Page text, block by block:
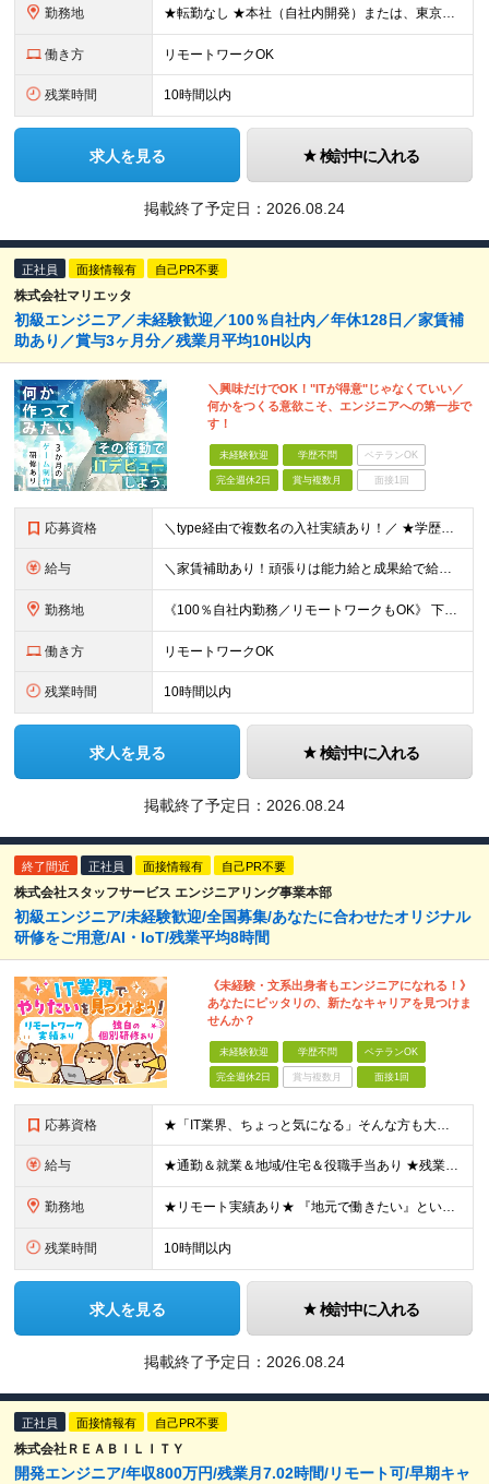
勤務地 ★転勤なし ★本社（自社内開発）または、東京23区・横浜のプロジェクト先での勤務です 【本社】 東京都千代田区内神田3-10-8 NSFTビル ★「テスト・運用」ではなく「システム開発」からスタート
働き方 リモートワークOK
残業時間 10時間以内
求人を見る 検討中に入れる
掲載終了予定日： 2026.08.24
正社員 面接情報有 自己PR不要
株式会社マリエッタ
初級エンジニア／未経験歓迎／100％自社内／年休128日／家賃補
助あり／賞与3ヶ月分／残業月平均10H以内
＼興味だけでOK！"ITが得意"じゃなくていい／
何かをつくる意欲こそ、エンジニアへの第一歩で
す！
未経験歓迎 学歴不問 ベテランOK
完全週休2日 賞与複数月 面接1回
応募資格 ＼type経由で複数名の入社実績あり！／ ★学歴・実務経験不問 ★プログラミングへの興味・意欲がある方 PCの基本操作ができれば、専門的なITスキルは不問です。 「エンジニアとして成長したい」という
給与 ＼家賃補助あり！頑張りは能力給と成果給で給与に還元！／ ★賞与3か月分&資格手当も充実 ★社宅制度あり（当社契約の賃貸住宅の場合は家賃を50％負担／最大5万円） ※社宅制度をご利用される場合は、礼金
勤務地 《100％自社内勤務／リモートワークもOK》 下記いずれかでの勤務となりますのでお選びください（ご希望に沿わない配属はありません） ■東京本社／東京都台東区浅草橋5-5-5 キムラビル4F ■広島オ
働き方 リモートワークOK
残業時間 10時間以内
求人を見る 検討中に入れる
掲載終了予定日： 2026.08.24
終了間近 正社員 面接情報有 自己PR不要
株式会社スタッフサービス エンジニアリング事業本部
初級エンジニア/未経験歓迎/全国募集/あなたに合わせたオリジナル
研修をご用意/AI・IoT/残業平均8時間
《未経験・文系出身者もエンジニアになれる！》
あなたにピッタリの、新たなキャリアを見つけま
せんか？
未経験歓迎 学歴不問 ベテランOK
完全週休2日 賞与複数月 面接1回
応募資格 ★「IT業界、ちょっと気になる」そんな方も大歓迎！ ■学歴不問 ■未経験・第二新卒歓迎 ■知識・経験はこれから身につけていければOK！ □■ステップアップ■□ 社内システム開発やインフラ構築などジャ
給与 ★通勤＆就業＆地域/住宅＆役職手当あり ★残業代は全額支給 ★選べる給与制度あり！ ■東京・神奈川・千葉・埼玉勤務の場合 月給24.5万円～55万円＋諸手当 （残業代は全額支給） (20,000円の
勤務地 ★リモート実績あり★ 『地元で働きたい』という希望に、業界トップクラス約7,000件の取引事業所数、90,000件以上のプロジェクトから検討をいたします。 全国の取引先での就業となります（沖縄を除
残業時間 10時間以内
求人を見る 検討中に入れる
掲載終了予定日： 2026.08.24
正社員 面接情報有 自己PR不要
株式会社ＲＥＡＢＩＬＩＴＹ
開発エンジニア/年収800万円/残業月7.02時間/リモート可/早期キャ